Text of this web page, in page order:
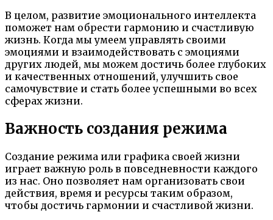
В целом, развитие эмоционального интеллекта
поможет нам обрести гармонию и счастливую
жизнь. Когда мы умеем управлять своими
эмоциями и взаимодействовать с эмоциями
других людей, мы можем достичь более глубоких
и качественных отношений, улучшить свое
самочувствие и стать более успешными во всех
сферах жизни.
Важность создания режима
Создание режима или графика своей жизни
играет важную роль в повседневности каждого
из нас. Оно позволяет нам организовать свои
действия, время и ресурсы таким образом,
чтобы достичь гармонии и счастливой жизни.